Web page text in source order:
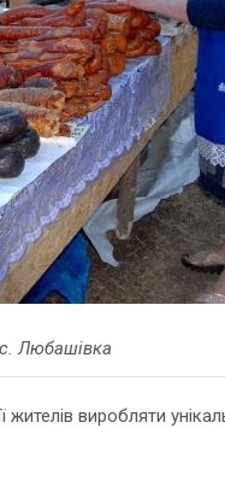
Любашівка
виробляти